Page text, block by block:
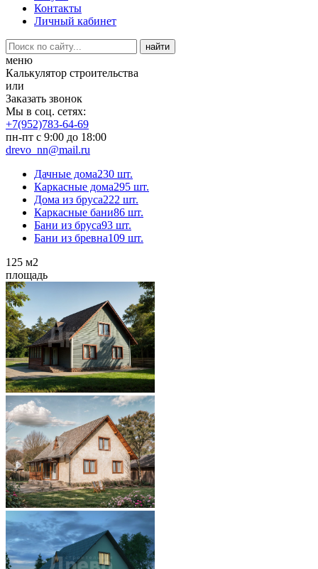
Контакты
Личный кабинет
меню
Калькулятор строительства
или
Заказать звонок
Мы в соц. сетях:
+7(952)783-64-69
пн-пт с 9:00 до 18:00
drevo_nn@mail.ru
Дачные дома230 шт.
Каркасные дома295 шт.
Дома из бруса222 шт.
Каркасные бани86 шт.
Бани из бруса93 шт.
Бани из бревна109 шт.
125 м2
площадь